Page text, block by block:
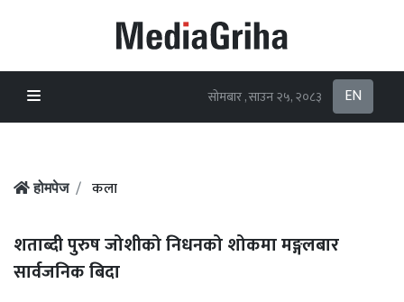
सोमबार , साउन २५, २०८३ EN
होमपेज कला
शताब्दी पुरुष जोशीको निधनको शोकमा मङ्गलबार
सार्वजनिक बिदा